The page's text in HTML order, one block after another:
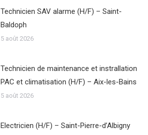
Technicien SAV alarme (H/F) – Saint-
Baldoph
5 août 2026
Technicien de maintenance et instrallation
PAC et climatisation (H/F) – Aix-les-Bains
5 août 2026
Electricien (H/F) – Saint-Pierre-d’Albigny